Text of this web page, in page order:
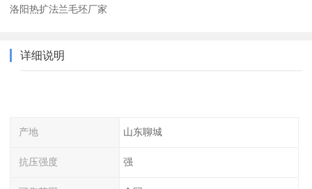
洛阳热扩法兰毛坯厂家
详细说明
产地 山东聊城
抗压强度 强